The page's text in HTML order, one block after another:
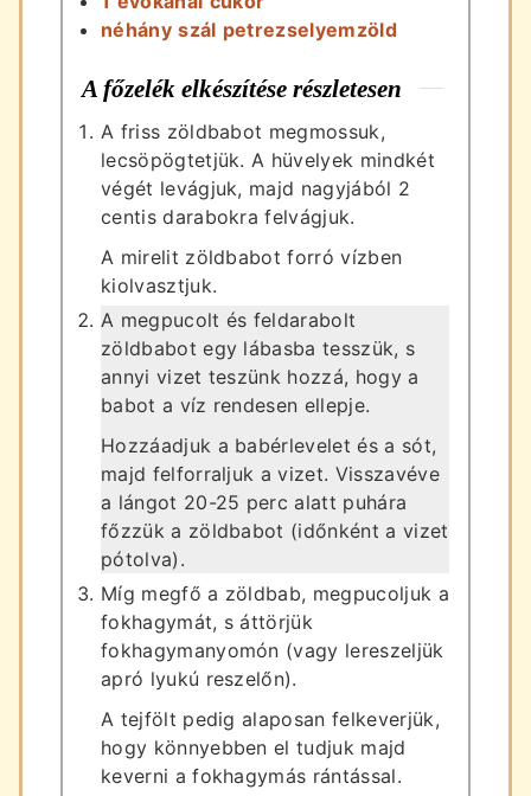
néhány szál petrezselyemzöld
A főzelék elkészítése részletesen
A friss zöldbabot megmossuk,
lecsöpögtetjük. A hüvelyek mindkét
végét levágjuk, majd nagyjából 2
centis darabokra felvágjuk.
A mirelit zöldbabot forró vízben
kiolvasztjuk.
A megpucolt és feldarabolt
zöldbabot egy lábasba tesszük, s
annyi vizet teszünk hozzá, hogy a
babot a víz rendesen ellepje.
Hozzáadjuk a babérlevelet és a sót,
majd felforraljuk a vizet. Visszavéve
a lángot 20-25 perc alatt puhára
főzzük a zöldbabot (időnként a vizet
pótolva).
Míg megfő a zöldbab, megpucoljuk a
fokhagymát, s áttörjük
fokhagymanyomón (vagy lereszeljük
apró lyukú reszelőn).
A tejfölt pedig alaposan felkeverjük,
hogy könnyebben el tudjuk majd
keverni a fokhagymás rántással.